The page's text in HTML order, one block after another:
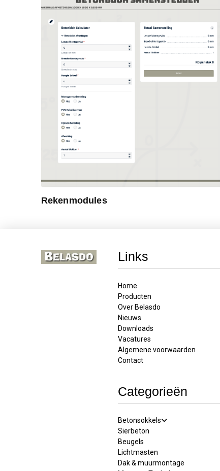
Rekenmodules
Links
Home
Producten
Over Belasdo
Nieuws
Downloads
Vacatures
Algemene voorwaarden
Contact
Categorieën
Betonsokkels
Sierbeton
Beugels
Lichtmasten
Dak & muurmontage